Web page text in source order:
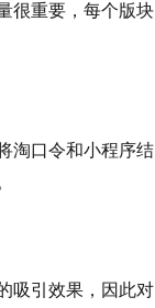
很重要，每个版块
淘口令和小程序结
吸引效果，因此对